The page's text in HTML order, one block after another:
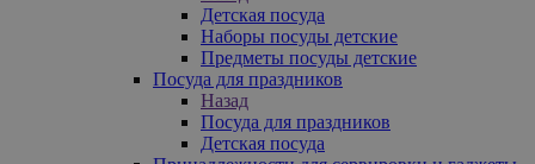
Детская посуда
Наборы посуды детские
Предметы посуды детские
Посуда для праздников
Назад
Посуда для праздников
Детская посуда